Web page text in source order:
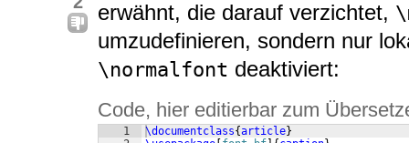
erwähnt, die darauf verzichtet,
umzudefinieren, sondern nur
\normalfont deaktiviert:
Code, hier editierbar zum
1
\documentclass{article}